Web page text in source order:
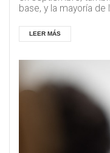
base, y la mayoría
LEER MÁS